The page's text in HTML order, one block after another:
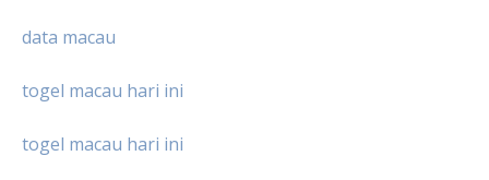
data macau
togel macau hari ini
togel macau hari ini